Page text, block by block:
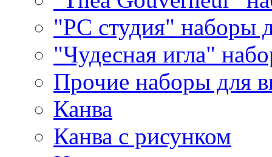
"РС студия" наборы
"Чудесная игла"
Прочие наборы для
Канва
Канва с рисунком